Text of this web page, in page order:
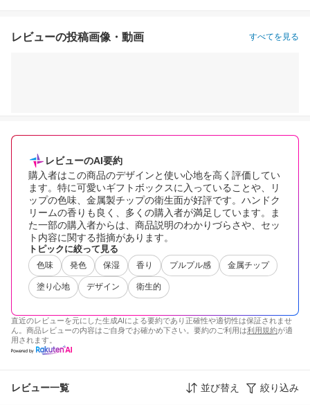
レビューの投稿画像・動画 すべてを見る
レビューのAI要約
購入者はこの商品のデザインと使い心地を高く評価してい
ます。特に可愛いギフトボックスに入っていることや、リ
ップの色味、金属製チップの衛生面が好評です。ハンドク
リームの香りも良く、多くの購入者が満足しています。ま
た一部の購入者からは、商品説明のわかりづらさや、セッ
ト内容に関する指摘があります。
トピックに絞って見る
色味 発色 保湿 香り プルプル感 金属チップ
塗り心地 デザイン 衛生的
直近のレビューを元にした生成AIによる要約であり正確性や適切性は保証されませ
ん。商品レビューの内容はご自身でお確かめ下さい。要約のご利用は利用規約が適
用されます。
レビュー一覧 並び替え 絞り込み